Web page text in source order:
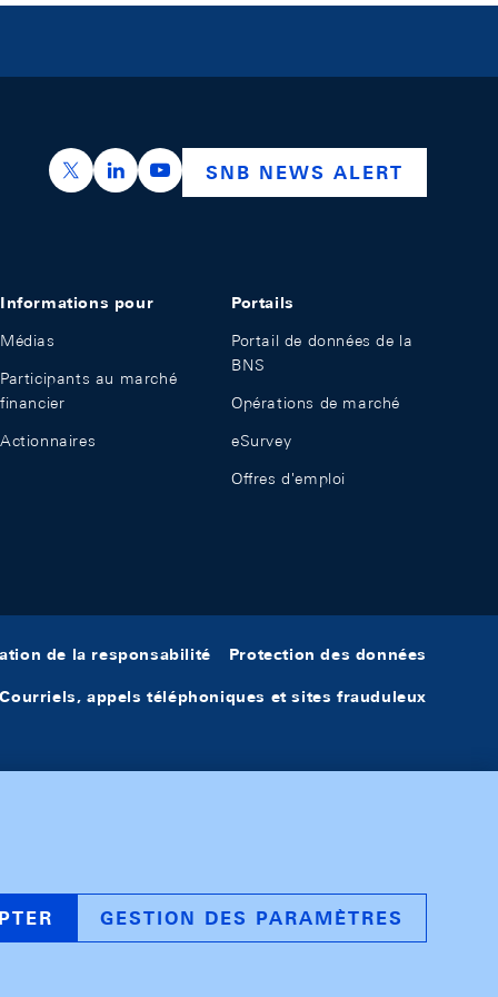
https://x.com/snb_bns
https://ch.linkedin.com/company/swiss-
https://www.youtube.com/
SNB NEWS ALERT
Informations pour
Médias
Participants au marché
financier
Actionnaires
Portails
Portail de données de la
BNS
Opérations de marché
eSurvey
Offres d'emploi
de la responsabilité Protection des données
Courriels, appels téléphoniques et sites frauduleux
GESTION DES PARAMÈTRES